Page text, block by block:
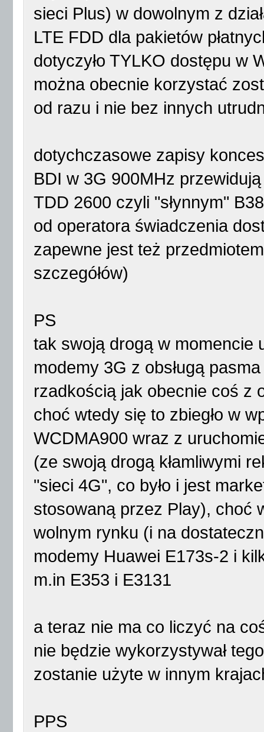
sieci Plus) w dowolnym z
LTE FDD dla pakietów
dotyczyło TYLKO dostępu w
można obecnie korzystać
od razu i nie bez innych
dotychczasowe zapisy
BDI w 3G 900MHz
TDD 2600 czyli "słynnym"
od operatora świadczenia
zapewne jest też
szczegółów)
PS
tak swoją drogą w momencie
modemy 3G z obsługą
rzadkością jak obecnie coś z
choć wtedy się to zbiegło w
WCDMA900 wraz z
(ze swoją drogą kłamliwymi
"sieci 4G", co było i jest
stosowaną przez Play), choć
wolnym rynku (i na
modemy Huawei E173s-2 i
m.in E353 i E3131
a teraz nie ma co liczyć na
nie będzie wykorzystywał
zostanie użyte w innym
PPS